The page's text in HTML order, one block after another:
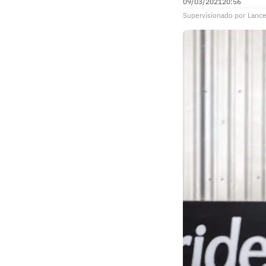
Supervisionado por